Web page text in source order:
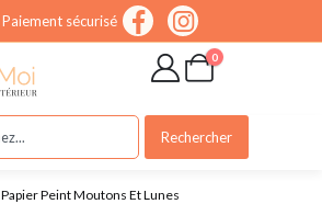
Paiement sécurisé
0
Rechercher
Papier Peint Moutons Et Lunes